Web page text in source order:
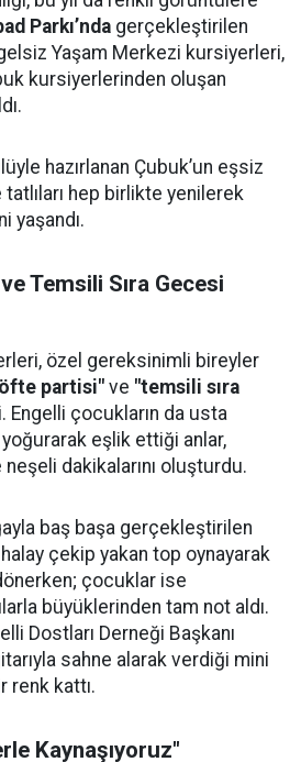
Parkı’nda gerçekleştirilen
Yaşam Merkezi kursiyerleri,
kursiyerlerinden oluşan
hazırlanan Çubuk’un eşsiz
hep birlikte yenilerek
yaşandı.
Temsili Sıra Gecesi
özel gereksinimli bireyler
partisi" ve "temsili sıra
Engelli çocukların da usta
eşlik ettiği anlar,
dakikalarını oluşturdu.
baş başa gerçekleştirilen
çekip yakan top oynayarak
çocuklar ise
büyüklerinden tam not aldı.
Dostları Derneği Başkanı
sahne alarak verdiği mini
renk kattı.
Kaynaşıyoruz"